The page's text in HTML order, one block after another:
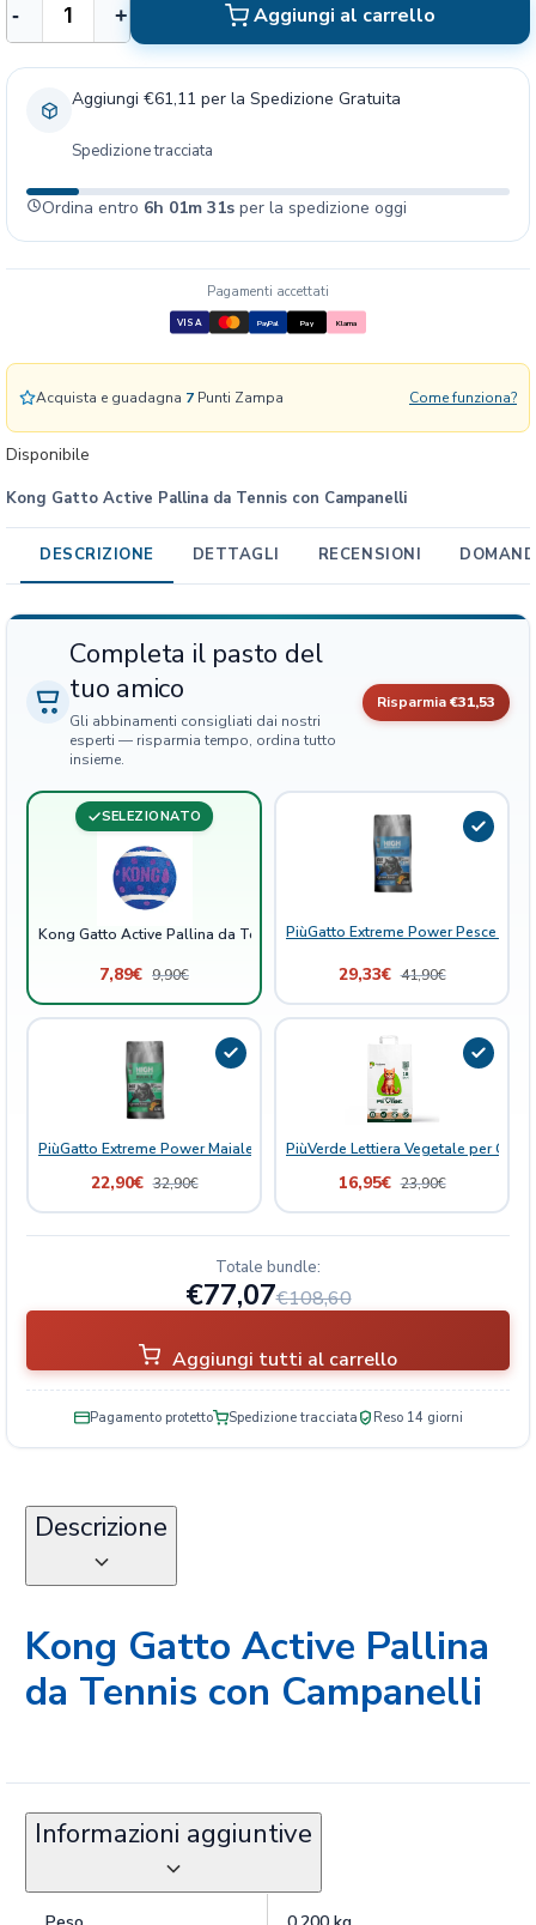
Disponibile
Kong Gatto Active Pallina da Tennis con Campanelli
o
n
G
t
o
e
P
l
i
n
a
d
e
n
i
s
c
o
p
n
e
u
n
t
à
- + Aggiungi al carrello
Aggiungi €61,11 per la Spedizione Gratuita
Spedizione tracciata
Ordina entro 6h 01m 30s per la spedizione oggi
Acquista e guadagna 7 Punti Zampa Come funziona?
Pagamenti accettati
VISA PayPal Pay Klarna
DESCRIZIONE DETTAGLI RECENSIONI
Completa il pasto del
tuo amico
Gli abbinamenti consigliati dai nostri
esperti — risparmia tempo, ordina tutto
insieme.
Risparmia€31,53
SELEZIONATO
Kong Gatto Active Pallina da Tennis con Campanelli
7,89€ 9,90€
PiùGatto Extreme Power Pesce
29,33€ 41,90€
PiùGatto Extreme Power Maiale Monoproteico con Polpa d'Arancia
22,90€ 32,90€
PiùVerde Lettiera Vegetale per Gatti
16,95€ 23,90€
Totale bundle:
€77,07€108,60
Aggiungi tutti al carrello
Pagamento protetto Spedizione tracciata Reso 14 giorni
Descrizione
Kong Gatto Active Pallina
da Tennis con Campanelli
Informazioni aggiuntive